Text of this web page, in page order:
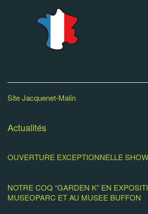
Site Jacquenet-Malin
Actualités
OUVERTURE EXCEPTIONNELLE
NOTRE COQ “GARDEN K” EN
MUSEOPARC ET AU MUSEE BUFFON